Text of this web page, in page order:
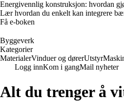
Energivennlig konstruksjon: hvordan
Lær hvordan du enkelt kan integrere
Få e-boken
Byggeverk
Kategorier
MaterialerVinduer og dørerUtstyr
Logg innKom i gangMail nyheter
Alt du trenger å